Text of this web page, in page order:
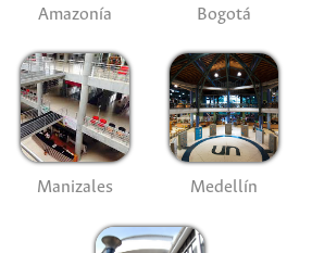
Amazonía Bogotá
Manizales Medellín